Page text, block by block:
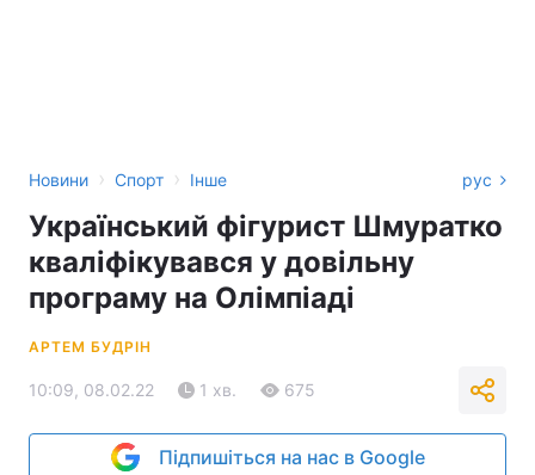
Новини › Спорт › Інше рус
Український фігурист Шмуратко
кваліфікувався у довільну
програму на Олімпіаді
АРТЕМ БУДРІН
10:09, 08.02.22 1 хв. 675
Підпишіться на нас в Google